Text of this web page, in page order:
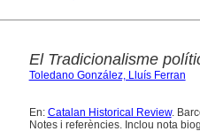
El Tradicionalisme
Toledano González, Lluís Ferran
En: Catalan Historical Review.
Notes i referències. Inclou nota